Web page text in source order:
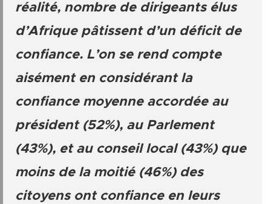
réalité, nombre de dirigeants élus
d’Afrique pâtissent d’un déficit de
confiance. L’on se rend compte
aisément en considérant la
confiance moyenne accordée au
président (52%), au Parlement
(43%), et au conseil local (43%) que
moins de la moitié (46%) des
citoyens ont confiance en leurs